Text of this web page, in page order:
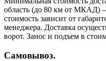
область (до 80 км от МКАД) –
стоимость зависит от
менеджера. Доставка
ворот. Занос и подъем в
Самовывоз.